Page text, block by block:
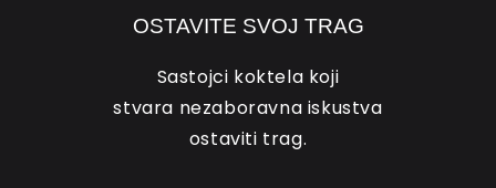
OSTAVITE SVOJ TRAG
Sastojci koktela koji
stvara nezaboravna iskustva
ostaviti trag.